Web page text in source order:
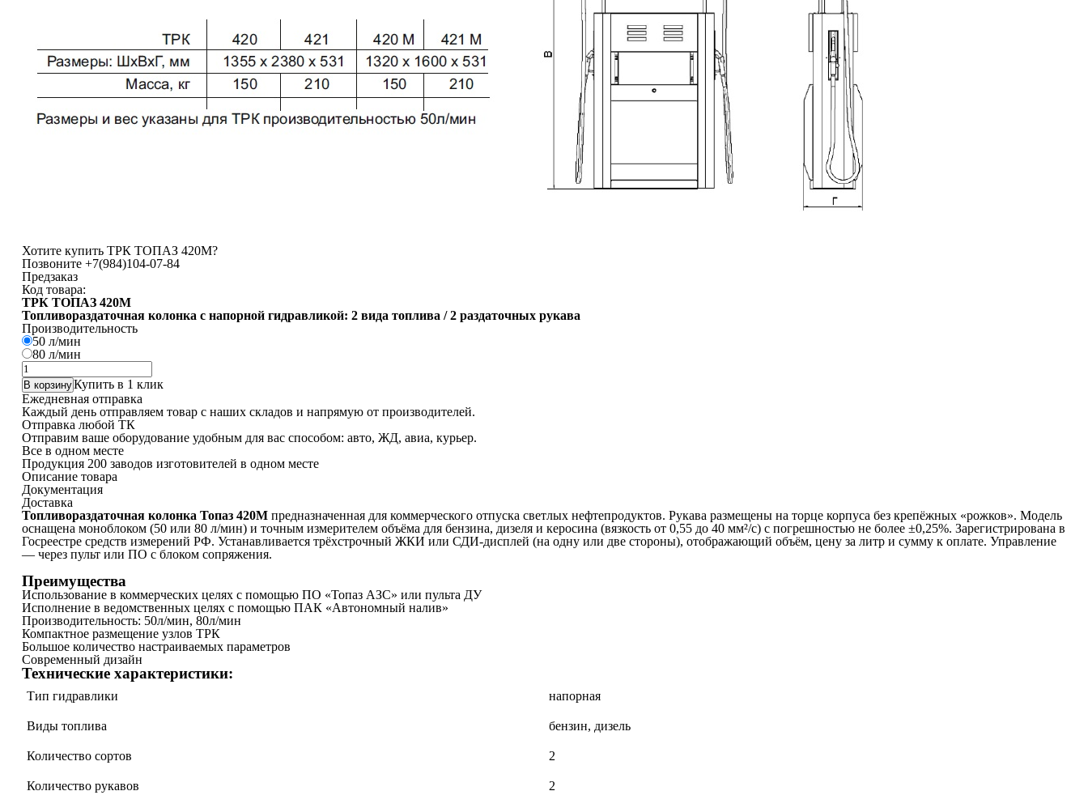
Хотите купить ТРК ТОПАЗ 420М?
Позвоните +7(984)104-07-84
Предзаказ
Код товара:
ТРК ТОПАЗ 420М
Топливораздаточная колонка с напорной гидравликой: 2 вида топлива / 2 раздаточных рукава
Производительность
50 л/мин
80 л/мин
Количество
товара
ТРК
ТОПАЗ
420М
В корзинуКупить в 1 клик
Ежедневная отправка
Каждый день отправляем товар с наших складов и напрямую от производителей.
Отправка любой ТК
Отправим ваше оборудование удобным для вас способом: авто, ЖД, авиа, курьер.
Все в одном месте
Продукция 200 заводов изготовителей в одном месте
Описание товара
Документация
Доставка
Топливораздаточная колонка Топаз 420М предназначенная для коммерческого отпуска светлых нефтепродуктов. Рукава размещены на торце корпуса без крепёжных «рожков». Модель
оснащена моноблоком (50 или 80 л/мин) и точным измерителем объёма для бензина, дизеля и керосина (вязкость от 0,55 до 40 мм²/с) с погрешностью не более ±0,25%. Зарегистрирована в
Госреестре средств измерений РФ. Устанавливается трёхстрочный ЖКИ или СДИ-дисплей (на одну или две стороны), отображающий объём, цену за литр и сумму к оплате. Управление
— через пульт или ПО с блоком сопряжения.
Преимущества
Использование в коммерческих целях с помощью ПО «Топаз АЗС» или пульта ДУ
Исполнение в ведомственных целях с помощью ПАК «Автономный налив»
Производительность: 50л/мин, 80л/мин
Компактное размещение узлов ТРК
Большое количество настраиваемых параметров
Современный дизайн
Технические характеристики:
Тип гидравлики напорная
Виды топлива бензин, дизель
Количество сортов 2
Количество рукавов 2